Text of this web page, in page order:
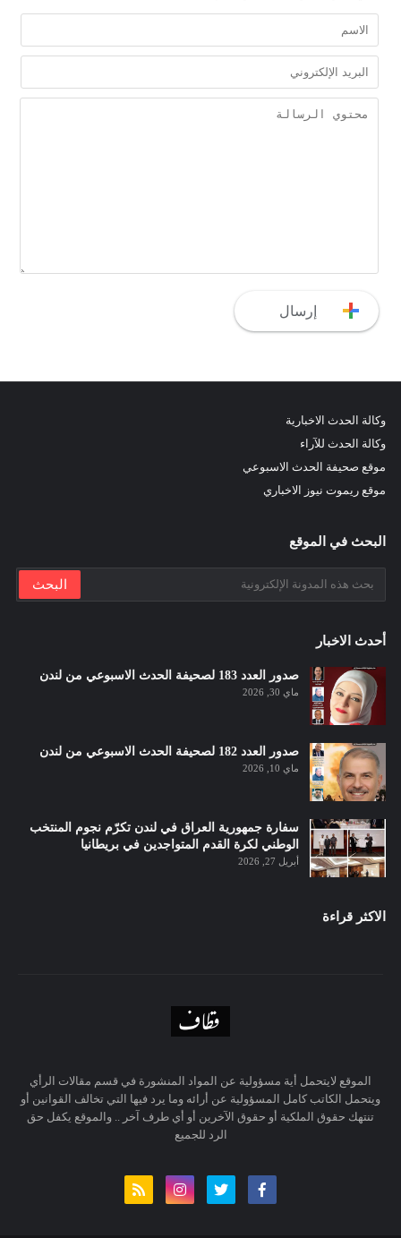
وكالة الحدث الاخبارية
وكالة الحدث للآراء
موقع صحيفة الحدث الاسبوعي
موقع ريموت نيوز الاخباري
البحث في الموقع
أحدث الاخبار
صدور العدد 183 لصحيفة الحدث الاسبوعي من لندن
ماي 30, 2026
صدور العدد 182 لصحيفة الحدث الاسبوعي من لندن
ماي 10, 2026
سفارة جمهورية العراق في لندن تكرّم نجوم المنتخب
الوطني لكرة القدم المتواجدين في بريطانيا
أبريل 27, 2026
الاكثر قراءة
الموقع لايتحمل أية مسؤولية عن المواد المنشورة في قسم مقالات الرأي
ويتحمل الكاتب كامل المسؤولية عن أرائه وما يرد فيها التي تخالف القوانين أو
تنتهك حقوق الملكية أو حقوق الآخرين أو أي طرف آخر .. والموقع يكفل حق
الرد للجميع